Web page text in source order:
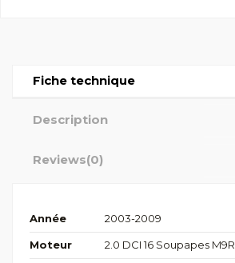
Fiche technique
Description
Reviews(0)
Année 2003-2009
Moteur 2.0 DCI 16 Soupapes M9R